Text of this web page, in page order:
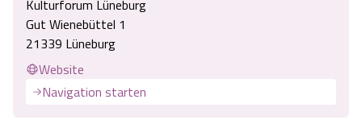
Kulturforum Lüneburg
Gut Wienebüttel 1
21339 Lüneburg
Website
Navigation starten